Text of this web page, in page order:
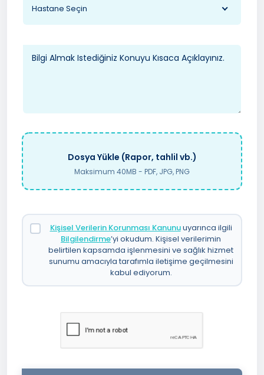
Hastane Seçin
Dosya Yükle (Rapor, tahlil vb.)
Maksimum 40MB - PDF, JPG, PNG
Kişisel Verilerin Korunması Kanunuuyarınca ilgili
Bilgilendirme’yi okudum. Kişisel verilerimin
belirtilen kapsamda işlenmesini ve sağlık hizmet
sunumu amacıyla tarafımla iletişime geçilmesini
kabul ediyorum.